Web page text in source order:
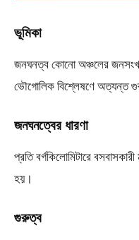
ভূমিকা
জনঘনত্ব কোনো অঞ্চলের
ভৌগোলিক বিশ্লেষণে অত্যন্ত
জনঘনত্বের ধারণা
প্রতি বর্গকিলোমিটারে
হয়।
গুরুত্ব